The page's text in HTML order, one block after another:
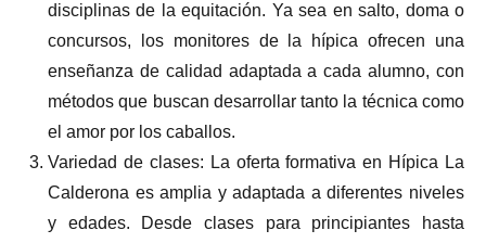
disciplinas de la equitación. Ya sea en salto, doma o
concursos, los monitores de la hípica ofrecen una
enseñanza de calidad adaptada a cada alumno, con
métodos que buscan desarrollar tanto la técnica como
el amor por los caballos.
Variedad de clases: La oferta formativa en Hípica La
Calderona es amplia y adaptada a diferentes niveles
y edades. Desde clases para principiantes hasta